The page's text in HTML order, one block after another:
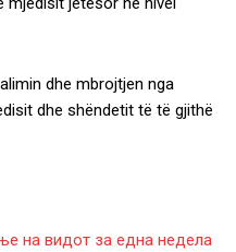
dhe mbrojtjen nga
dhe shëndetit të të gjithë
на видот за една недела